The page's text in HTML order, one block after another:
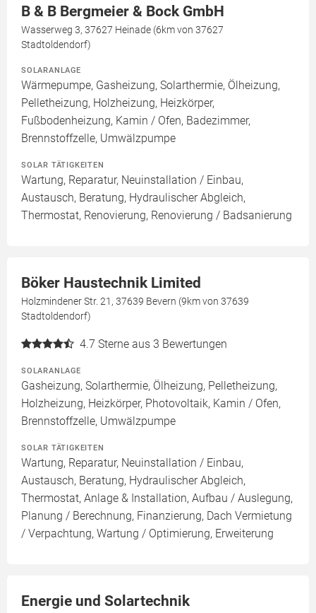
B & B Bergmeier & Bock GmbH
Wasserweg 3, 37627 Heinade (6km von 37627
Stadtoldendorf)
SOLARANLAGE
Wärmepumpe, Gasheizung, Solarthermie, Ölheizung,
Pelletheizung, Holzheizung, Heizkörper,
Fußbodenheizung, Kamin / Ofen, Badezimmer,
Brennstoffzelle, Umwälzpumpe
SOLAR TÄTIGKEITEN
Wartung, Reparatur, Neuinstallation / Einbau,
Austausch, Beratung, Hydraulischer Abgleich,
Thermostat, Renovierung, Renovierung / Badsanierung
Böker Haustechnik Limited
Holzmindener Str. 21, 37639 Bevern (9km von 37639
Stadtoldendorf)
4.7 Sterne aus 3 Bewertungen
SOLARANLAGE
Gasheizung, Solarthermie, Ölheizung, Pelletheizung,
Holzheizung, Heizkörper, Photovoltaik, Kamin / Ofen,
Brennstoffzelle, Umwälzpumpe
SOLAR TÄTIGKEITEN
Wartung, Reparatur, Neuinstallation / Einbau,
Austausch, Beratung, Hydraulischer Abgleich,
Thermostat, Anlage & Installation, Aufbau / Auslegung,
Planung / Berechnung, Finanzierung, Dach Vermietung
/ Verpachtung, Wartung / Optimierung, Erweiterung
Energie und Solartechnik